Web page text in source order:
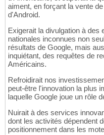
aiment, en forçant la vente
d'Android.
Exigerait la divulgation à des
nationales inconnues non
résultats de Google, mais
inquiétant, des requêtes de
Américains.
Refroidirait nos
peut-être l'innovation la plus
laquelle Google joue un rôle
Nuirait à des services
dont les activités dépendent
positionnement dans les